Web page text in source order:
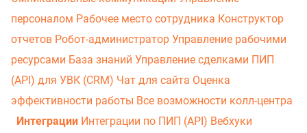
персоналом Рабочее место сотрудника Конструктор
отчетов Робот-администратор Управление рабочими
ресурсами База знаний Управление сделками ПИП
(API) для УВК (CRM) Чат для сайта Оценка
эффективности работы Все возможности колл-центра
Интеграции Интеграции по ПИП (API) Вебхуки